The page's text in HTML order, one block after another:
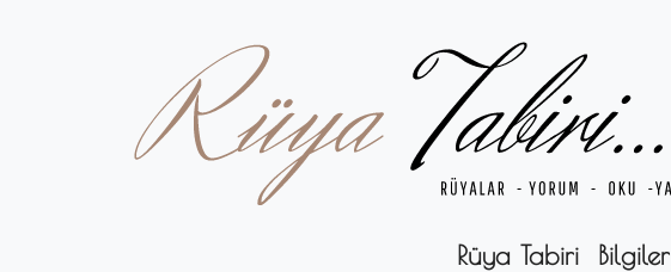
Rüya Tabiri Bilgiler